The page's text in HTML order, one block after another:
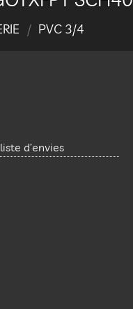
/ PVC 3/4
d’envies